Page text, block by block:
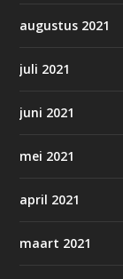
augustus 2021
juli 2021
juni 2021
mei 2021
april 2021
maart 2021